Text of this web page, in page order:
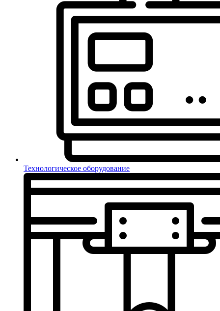
Технологическое оборудование